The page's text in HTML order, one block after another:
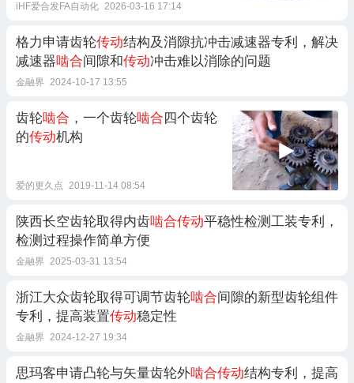
iHF爱合发FA自动化 2026-03-16 17:14
格力申请齿轮传动结构及消隙抗冲击减速器专利，解决
减速器啮合间隙和传动冲击难以消除的问题
金融界 2024-10-17 13:55
齿轮啮合 ，一个齿轮啮合 四个齿轮
的传动机构
爱的更久点 2019-11-14 08:54
陕西长空齿轮取得内齿啮合传动平稳性检测工装专利，
检测过程操作简单方便
金融界 2025-03-31 13:54
浙江大众齿轮取得可调节齿轮啮合间隙的新型齿轮组件
专利，提高装置传动稳定性
金融界 2024-12-27 19:34
思玛客申请凸轮与矢量齿轮外啮合传动结构专利，提高